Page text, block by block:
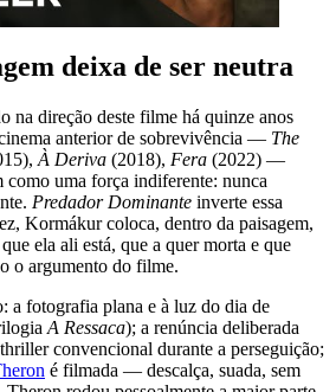
deixa de ser neutra
na direção deste filme há quinze anos
anterior de sobrevivência — The
À Deriva (2018), Fera (2022) —
como uma força indiferente: nunca
Predador Dominante inverte essa
Kormákur coloca, dentro da paisagem,
ela ali está, que a quer morta e que
o argumento do filme.
a fotografia plana e à luz do dia de
A Ressaca); a renúncia deliberada
convencional durante a perseguição;
é filmada — descalça, suada, sem